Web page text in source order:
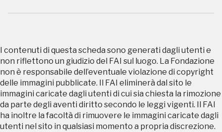
I contenuti di questa scheda sono generati dagli utenti e
non riflettono un giudizio del FAI sul luogo. La Fondazione
non è responsabile dell’eventuale violazione di copyright
delle immagini pubblicate. Il FAI eliminerà dal sito le
immagini caricate dagli utenti di cui sia chiesta la rimozione
da parte degli aventi diritto secondo le leggi vigenti. Il FAI
ha inoltre la facoltà di rimuovere le immagini caricate dagli
utenti nel sito in qualsiasi momento a propria discrezione.
Accedi alle informazioni per te più interessanti,
a quelle inerenti i luoghi più vicini e gli eventi
organizzati